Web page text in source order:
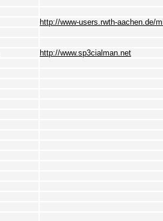
http://www-users.rwth-aachen.de/
http://www.sp3cialman.net